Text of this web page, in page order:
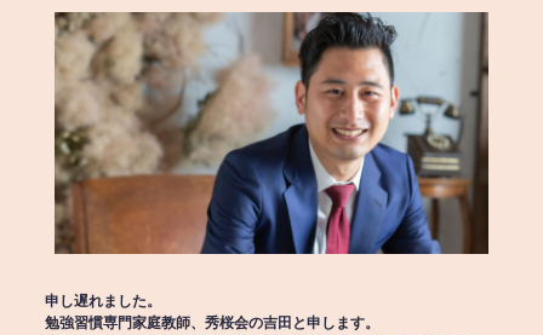
申し遅れました。
勉強習慣専門家庭教師、秀桜会の吉田と申します。